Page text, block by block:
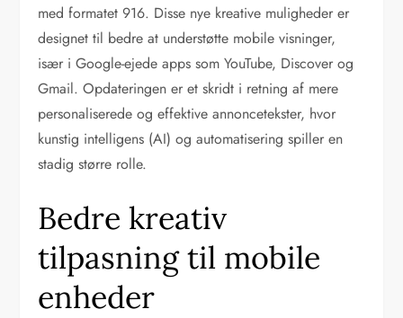
med formatet 916. Disse nye kreative muligheder er
designet til bedre at understøtte mobile visninger,
især i Google-ejede apps som YouTube, Discover og
Gmail. Opdateringen er et skridt i retning af mere
personaliserede og effektive annoncetekster, hvor
kunstig intelligens (AI) og automatisering spiller en
stadig større rolle.
Bedre kreativ
tilpasning til mobile
enheder